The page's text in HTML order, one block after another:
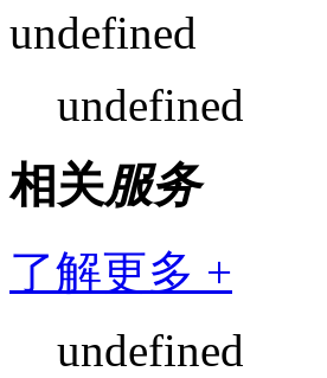
undefined
undefined
相关服务
了解更多 +
undefined